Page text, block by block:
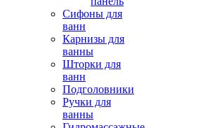
Сифоны для
ванн
Карнизы для
ванны
Шторки для
ванн
Подголовники
Ручки для
ванны